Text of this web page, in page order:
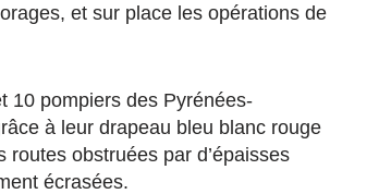
et sur place les opérations de
10 pompiers des Pyrénées-
à leur drapeau bleu blanc rouge
obstruées par d’épaisses
écrasées.